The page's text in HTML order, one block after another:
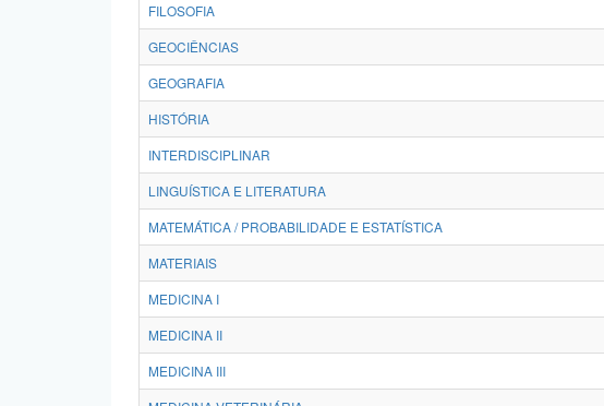
FILOSOFIA
GEOCIÊNCIAS
GEOGRAFIA
HISTÓRIA
INTERDISCIPLINAR
LINGUÍSTICA E LITERATURA
MATEMÁTICA / PROBABILIDADE E ESTATÍSTICA
MATERIAIS
MEDICINA I
MEDICINA II
MEDICINA III